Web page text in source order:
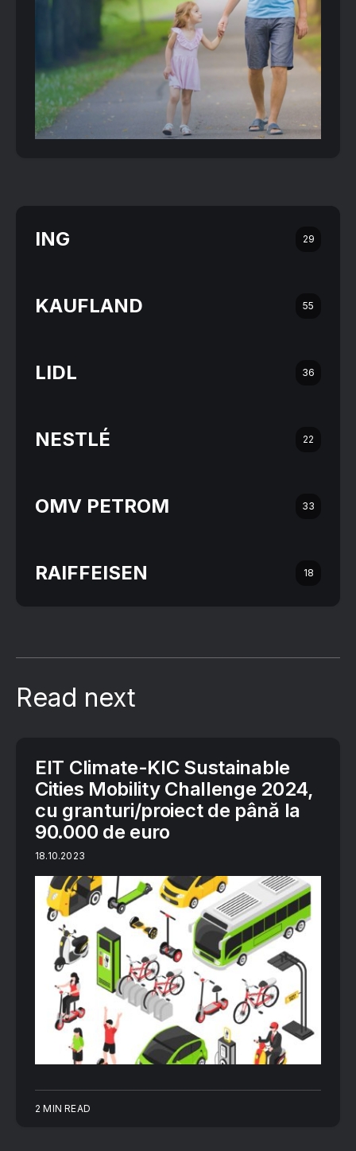
ING 29
KAUFLAND 55
LIDL 36
NESTLÉ 22
OMV PETROM 33
RAIFFEISEN 18
Read next
EIT Climate-KIC Sustainable
Cities Mobility Challenge 2024,
cu granturi/proiect de până la
90.000 de euro
18.10.2023
2 MIN READ